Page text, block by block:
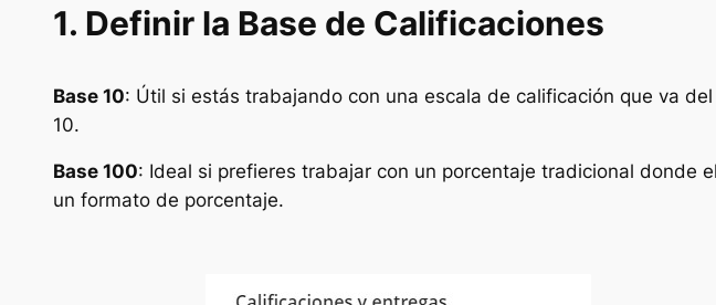
1. Definir la Base de Calificaciones
Base 10: Útil si estás trabajando con una escala de calificación que va
10.
Base 100: Ideal si prefieres trabajar con un porcentaje tradicional donde
un formato de porcentaje.